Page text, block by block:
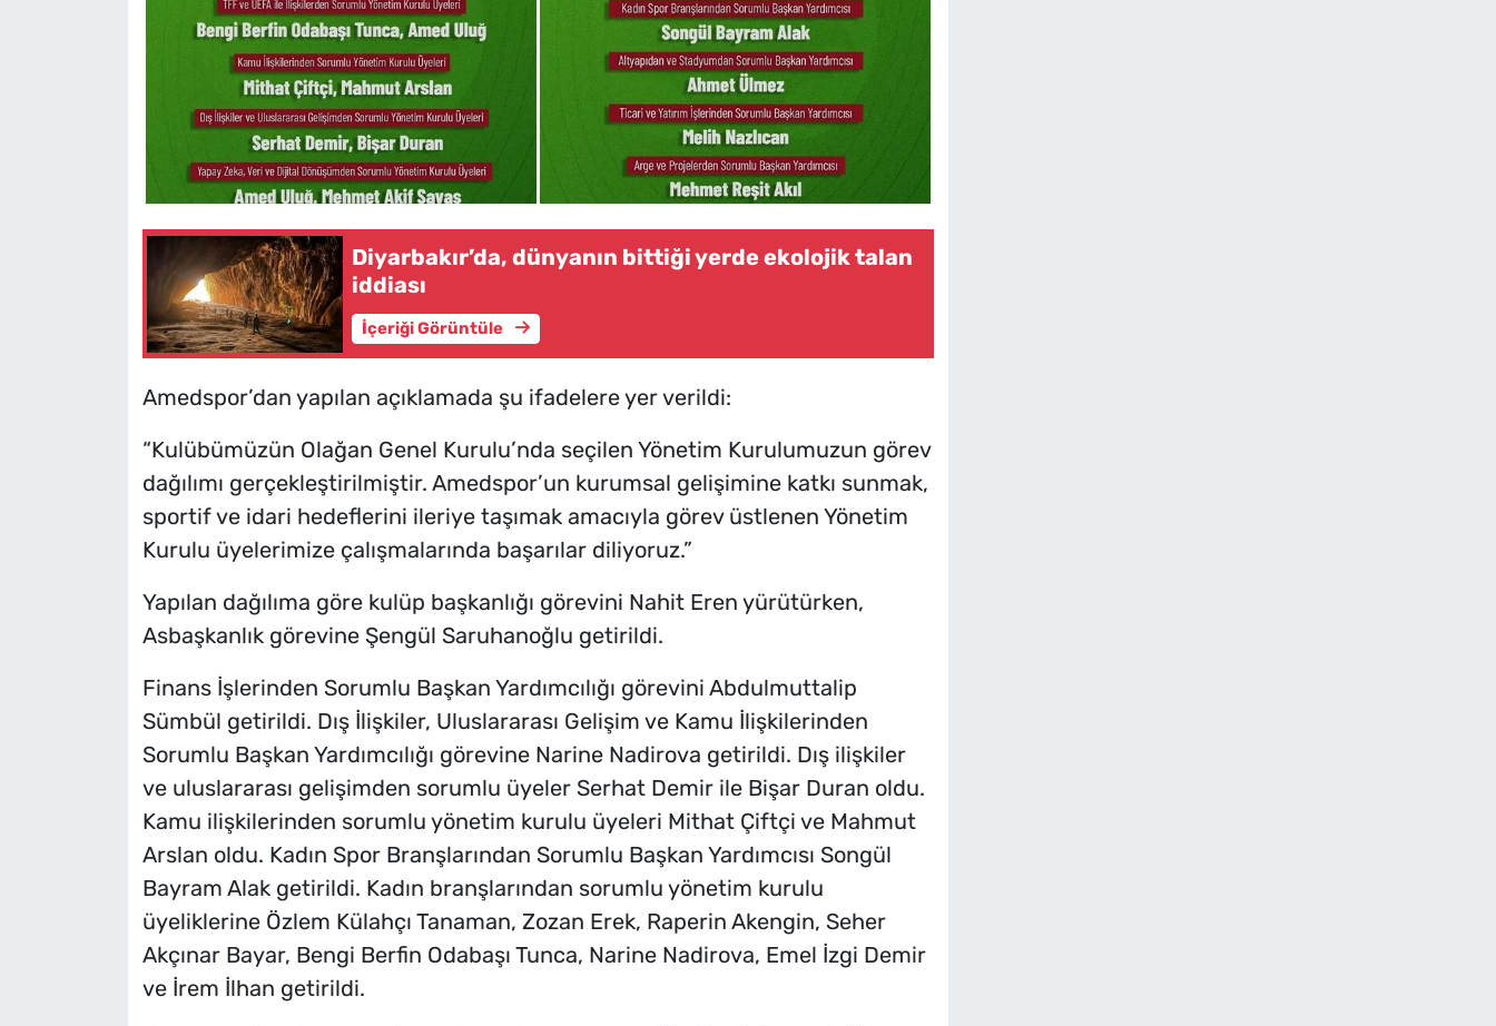
Diyarbakır’da, dünyanın bittiği yerde ekolojik talan
iddiası
İçeriği Görüntüle
Amedspor’dan yapılan açıklamada şu ifadelere yer verildi:
“Kulübümüzün Olağan Genel Kurulu’nda seçilen Yönetim Kurulumuzun görev
dağılımı gerçekleştirilmiştir. Amedspor’un kurumsal gelişimine katkı sunmak,
sportif ve idari hedeflerini ileriye taşımak amacıyla görev üstlenen Yönetim
Kurulu üyelerimize çalışmalarında başarılar diliyoruz.”
Yapılan dağılıma göre kulüp başkanlığı görevini Nahit Eren yürütürken,
Asbaşkanlık görevine Şengül Saruhanoğlu getirildi.
Finans İşlerinden Sorumlu Başkan Yardımcılığı görevini Abdulmuttalip
Sümbül getirildi. Dış İlişkiler, Uluslararası Gelişim ve Kamu İlişkilerinden
Sorumlu Başkan Yardımcılığı görevine Narine Nadirova getirildi. Dış ilişkiler
ve uluslararası gelişimden sorumlu üyeler Serhat Demir ile Bişar Duran oldu.
Kamu ilişkilerinden sorumlu yönetim kurulu üyeleri Mithat Çiftçi ve Mahmut
Arslan oldu. Kadın Spor Branşlarından Sorumlu Başkan Yardımcısı Songül
Bayram Alak getirildi. Kadın branşlarından sorumlu yönetim kurulu
üyeliklerine Özlem Külahçı Tanaman, Zozan Erek, Raperin Akengin, Seher
Akçınar Bayar, Bengi Berfin Odabaşı Tunca, Narine Nadirova, Emel İzgi Demir
ve İrem İlhan getirildi.